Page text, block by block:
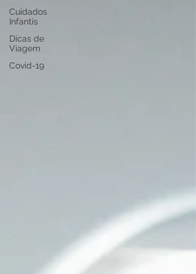
Cuidados
Infantis
Dicas de
Viagem
Covid-19